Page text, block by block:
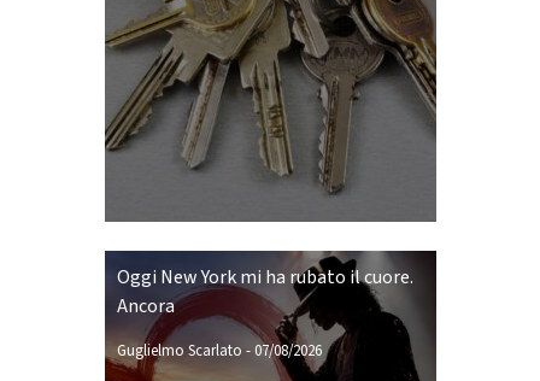
Oggi New York mi ha rubato il cuore.
Ancora
Guglielmo Scarlato -07/08/2026